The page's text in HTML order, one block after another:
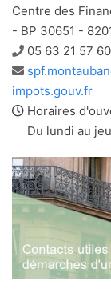
Centre des
- BP 30651 -
Téléphone
05 63 21 57
Adresse
e-
mail
impots.gouv.fr
Horaires
Du lundi au